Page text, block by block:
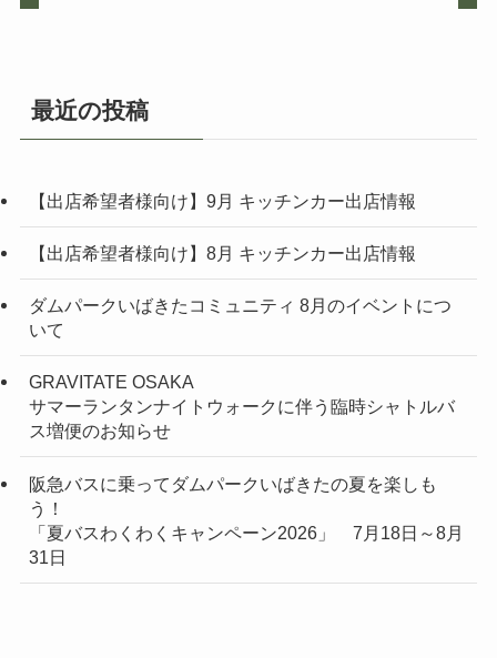
最近の投稿
【出店希望者様向け】9月 キッチンカー出店情報
【出店希望者様向け】8月 キッチンカー出店情報
ダムパークいばきたコミュニティ 8月のイベントにつ
いて
GRAVITATE OSAKA
サマーランタンナイトウォークに伴う臨時シャトルバ
ス増便のお知らせ
阪急バスに乗ってダムパークいばきたの夏を楽しも
う！
「夏バスわくわくキャンペーン2026」 7月18日～8月
31日